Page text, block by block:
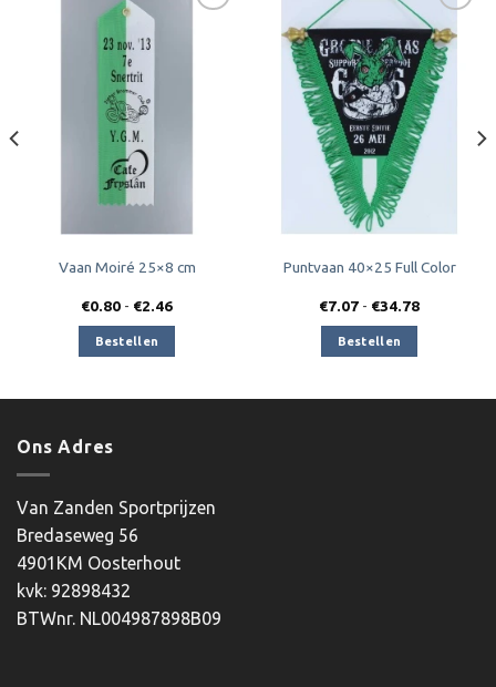
Vaan Moiré 25×8 cm
€0.80 - €2.46Prijsklasse:
Bestellen
Toevoegen
aan
verlanglijst
Puntvaan 40×25 Full Color
€7.07 - €34.78Prijsklasse:
Bestellen
Ons Adres
Van Zanden Sportprijzen
Bredaseweg 56
4901KM Oosterhout
kvk: 92898432
BTWnr. NL004987898B09